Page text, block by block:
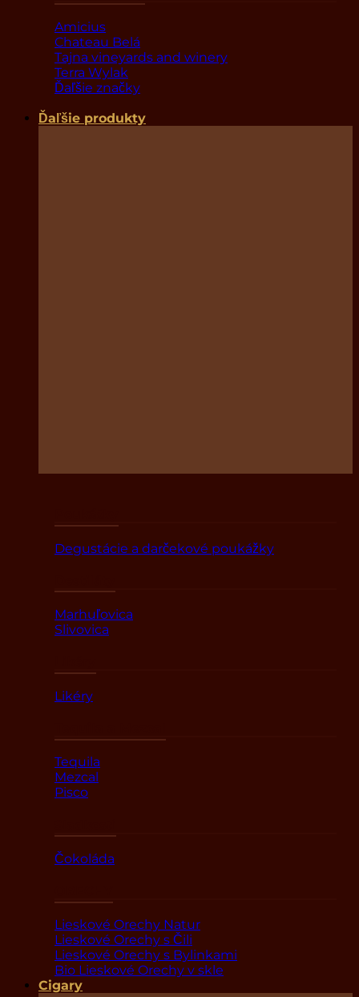
Amicius
Chateau Belá
Tajna vineyards and winery
Terra Wylak
Ďaľšie značky
Ďaľšie produkty
Degustácie a darčekové poukážky
Marhuľovica
Slivovica
Likéry
Tequila
Mezcal
Pisco
Čokoláda
Lieskové Orechy Natur
Lieskové Orechy s Čili
Lieskové Orechy s Bylinkami
Bio Lieskové Orechy v skle
Cigary